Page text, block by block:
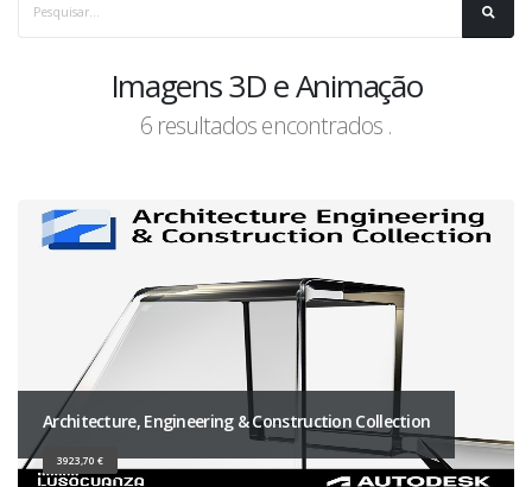
Imagens 3D e Animação
6 resultados encontrados .
Architecture, Engineering & Construction Collection
3923,70 €